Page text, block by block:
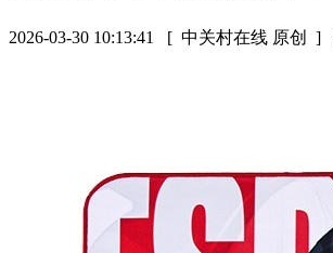
2026-03-30 10:13:41 [ 中关村在线 原创 ]